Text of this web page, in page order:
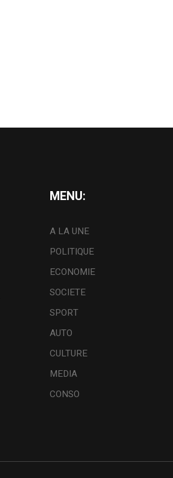
MENU:
A LA UNE
POLITIQUE
ECONOMIE
SOCIETE
SPORT
AUTO
CULTURE
MEDIA
CONSO